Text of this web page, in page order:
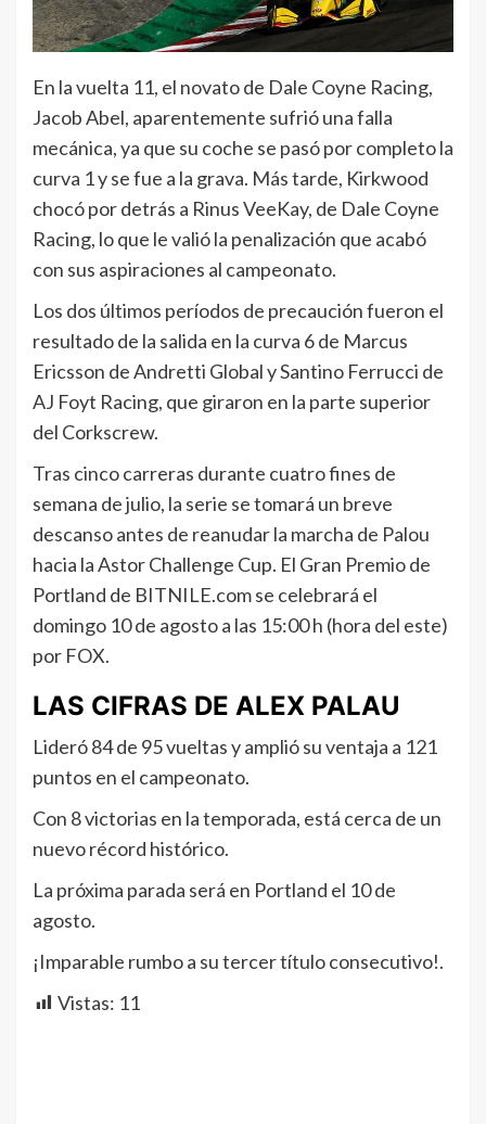
En la vuelta 11, el novato de Dale Coyne Racing,
Jacob Abel, aparentemente sufrió una falla
mecánica, ya que su coche se pasó por completo la
curva 1 y se fue a la grava. Más tarde, Kirkwood
chocó por detrás a Rinus VeeKay, de Dale Coyne
Racing, lo que le valió la penalización que acabó
con sus aspiraciones al campeonato.
Los dos últimos períodos de precaución fueron el
resultado de la salida en la curva 6 de Marcus
Ericsson de Andretti Global y Santino Ferrucci de
AJ Foyt Racing, que giraron en la parte superior
del Corkscrew.
Tras cinco carreras durante cuatro fines de
semana de julio, la serie se tomará un breve
descanso antes de reanudar la marcha de Palou
hacia la Astor Challenge Cup. El Gran Premio de
Portland de BITNILE.com se celebrará el
domingo 10 de agosto a las 15:00 h (hora del este)
por FOX.
LAS CIFRAS DE ALEX PALAU
Lideró 84 de 95 vueltas y amplió su ventaja a 121
puntos en el campeonato.
Con 8 victorias en la temporada, está cerca de un
nuevo récord histórico.
La próxima parada será en Portland el 10 de
agosto.
¡Imparable rumbo a su tercer título consecutivo!.
Vistas: 11